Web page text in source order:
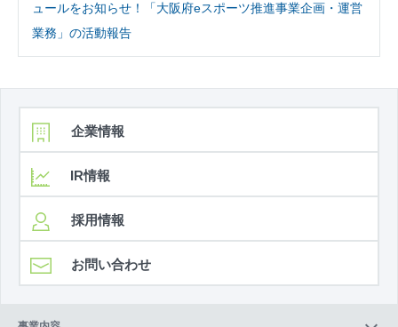
ュールをお知らせ！「大阪府eスポーツ推進事業企画・運営
業務」の活動報告
企業情報
IR情報
採用情報
お問い合わせ